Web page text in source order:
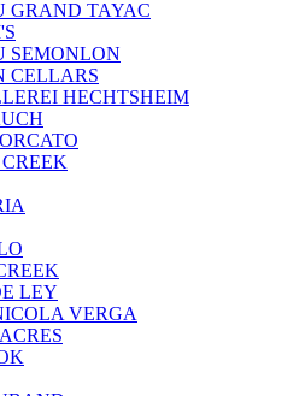
GRAND TAYAC
SEMONLON
CELLARS
HECHTSHEIM
LEY
VERGA